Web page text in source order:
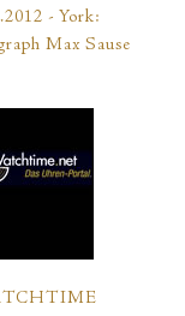
- York:
Max Sause